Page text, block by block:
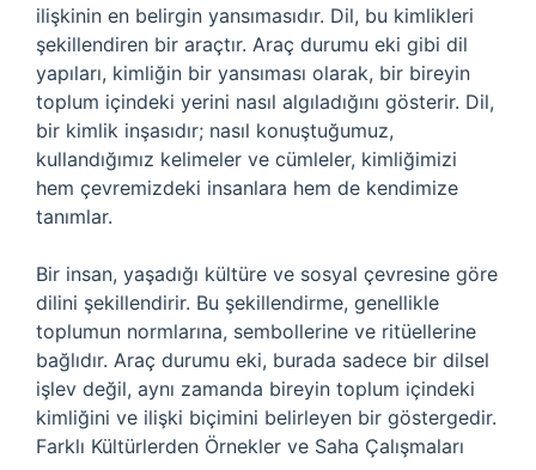
ilişkinin en belirgin yansımasıdır. Dil, bu kimlikleri
şekillendiren bir araçtır. Araç durumu eki gibi dil
yapıları, kimliğin bir yansıması olarak, bir bireyin
toplum içindeki yerini nasıl algıladığını gösterir. Dil,
bir kimlik inşasıdır; nasıl konuştuğumuz,
kullandığımız kelimeler ve cümleler, kimliğimizi
hem çevremizdeki insanlara hem de kendimize
tanımlar.
Bir insan, yaşadığı kültüre ve sosyal çevresine göre
dilini şekillendirir. Bu şekillendirme, genellikle
toplumun normlarına, sembollerine ve ritüellerine
bağlıdır. Araç durumu eki, burada sadece bir dilsel
işlev değil, aynı zamanda bireyin toplum içindeki
kimliğini ve ilişki biçimini belirleyen bir göstergedir.
Farklı Kültürlerden Örnekler ve Saha Çalışmaları